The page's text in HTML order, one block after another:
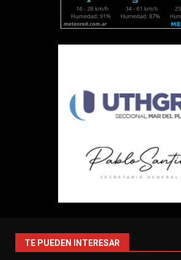
TE PUEDEN INTERESAR